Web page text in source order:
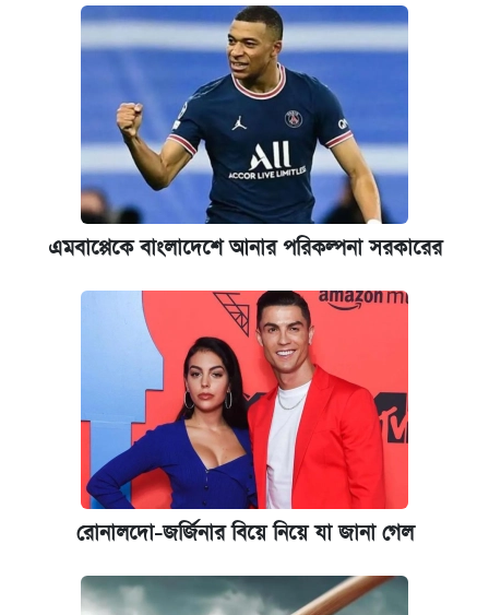
কবে শুরু হচ্ছে ঢাবির ভর্তি আবেদন, জানাল কর্তৃপক্ষ
যুক্তরাষ্ট্র থেকে আরও ২৩ বাংলাদেশিকে দেশে
ফেরত পাঠানো হলো
ইপিএস প্রকাশ করেছে ঢাকা ব্যাংক
আজকের বাজারে স্বর্ণের দাম (৪ আগস্ট)
কবে হবে মেডিকেল ভর্তি পরীক্ষা, জানা গেল যা
এমবাপ্পেকে বাংলাদেশে আনার পরিকল্পনা সরকারের
রোনালদো-জর্জিনার বিয়ে নিয়ে যা জানা গেল